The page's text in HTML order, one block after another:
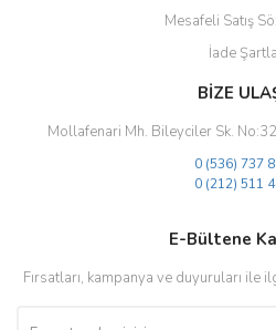
Mesafeli Satış
İade
BİZE
Mollafenari Mh. Bileyciler Sk.
0 (536) 737
0 (212) 511
E-Bültene
Fırsatları, kampanya ve duyuruları ile